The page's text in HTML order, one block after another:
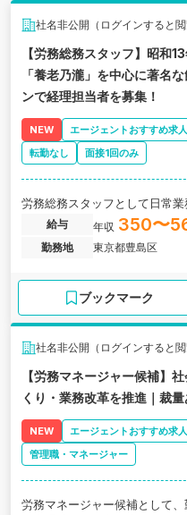
社名非公開（ログインすると閲
【労務総務スタッフ】昭和
「養老乃瀧」を中心に著名
ンで経理担当者を募集！
NEW エージェントおすすめ求人
転勤なし
面接1回のみ
労務総務スタッフとして日常業
給与 年収 350〜
勤務地
東京都豊島区
ブックマーク
社名非公開（ログインすると閲
【労務マネージャー候補】
くり・業務改革を推進｜裁
NEW エージェントおすすめ求人
管理職・マネージャー
労務マネージャー候補として